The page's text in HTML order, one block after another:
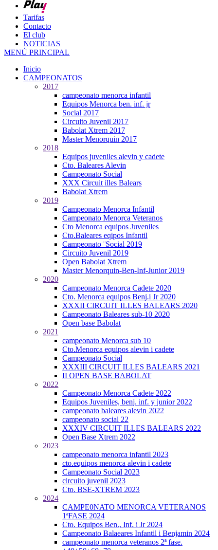
Tarifas
Contacto
El club
NOTICIAS
MENÚ PRINCIPAL
Inicio
CAMPEONATOS
2017
campeonato menorca infantil
Equipos Menorca ben. inf. jr
Social 2017
Circuito Juvenil 2017
Babolat Xtrem 2017
Master Menorquin 2017
2018
Equipos juveniles alevin y cadete
Cto. Baleares Alevin
Campeonato Social
XXX Circuit illes Balears
Babolat Xtrem
2019
Campeonato Menorca Infantil
Campeonato Menorca Veteranos
Cto Menorca equipos Juveniles
Cto.Baleares eqipos Infantil
Campeonato ¨Social 2019
Circuito Juvenil 2019
Open Babolat Xtrem
Master Menorquin-Ben-Inf-Junior 2019
2020
Campeonato Menorca Cadete 2020
Cto. Menorca equipos Benj.i Jr 2020
XXXII CIRCUIT ILLES BALEARS 2020
Campeonato Baleares sub-10 2020
Open base Babolat
2021
campeonato Menorca sub 10
Cto.Menorca equipos alevin i cadete
Campeonato Social
XXXIII CIRCUIT ILLES BALEARS 2021
II OPEN BASE BABOLAT
2022
Campeonato Menorca Cadete 2022
Equipos Juveniles, benj. inf. y junior 2022
campeonato baleares alevin 2022
campeonato social 22
XXXIV CIRCUIT ILLES BALEARS 2022
Open Base Xtrem 2022
2023
campeonato menorca infantil 2023
cto.equipos menorca alevin i cadete
Campeonato Social 2023
circuito juvenil 2023
Cto. BSE-XTREM 2023
2024
CAMPE0NATO MENORCA VETERANOS
1ªFASE 2024
Cto. Equipos Ben., Inf. i Jr 2024
Campeonato Balaeares Infantil i Benjamin 2024
campeonato menorca veteranos 2ª fase.